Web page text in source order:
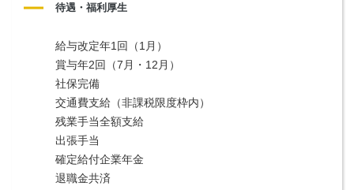
待遇・福利厚生
給与改定年1回（1月）
賞与年2回（7月・12月）
社保完備
交通費支給（非課税限度枠内）
残業手当全額支給
出張手当
確定給付企業年金
退職金共済